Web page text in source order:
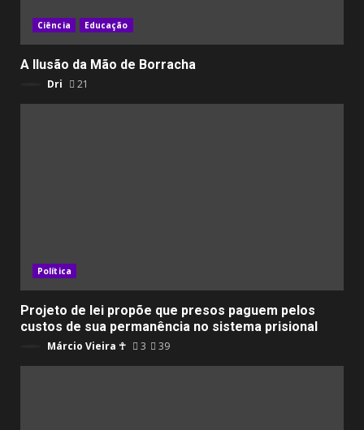
Ciência Educação
A Ilusão da Mão de Borracha
Dri 21
Política
Projeto de lei propõe que presos paguem pelos
custos de sua permanência no sistema prisional
Márcio Vieira ☥ 3 39